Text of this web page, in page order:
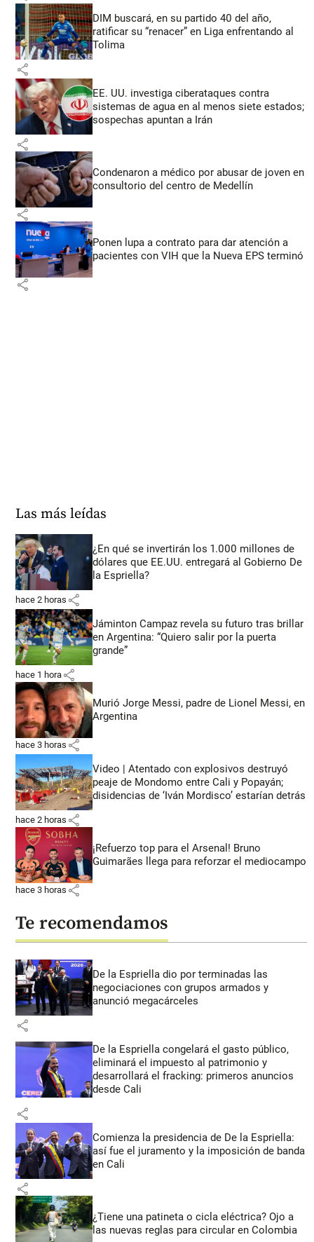
DIM buscará, en su partido 40 del año,
ratificar su “renacer” en Liga enfrentando al
Tolima
share
EE. UU. investiga ciberataques contra
sistemas de agua en al menos siete estados;
sospechas apuntan a Irán
share
Condenaron a médico por abusar de joven en
consultorio del centro de Medellín
share
Ponen lupa a contrato para dar atención a
pacientes con VIH que la Nueva EPS terminó
share
Las más leídas
¿En qué se invertirán los 1.000 millones de
dólares que EE.UU. entregará al Gobierno De
la Espriella?
hace 2 horas share
Jáminton Campaz revela su futuro tras brillar
en Argentina: “Quiero salir por la puerta
grande”
hace 1 hora share
Murió Jorge Messi, padre de Lionel Messi, en
Argentina
hace 3 horas share
Video | Atentado con explosivos destruyó
peaje de Mondomo entre Cali y Popayán;
disidencias de ‘Iván Mordisco’ estarían detrás
hace 2 horas share
¡Refuerzo top para el Arsenal! Bruno
Guimarães llega para reforzar el mediocampo
hace 3 horas share
Te recomendamos
De la Espriella dio por terminadas las
negociaciones con grupos armados y
anunció megacárceles
share
De la Espriella congelará el gasto público,
eliminará el impuesto al patrimonio y
desarrollará el fracking: primeros anuncios
desde Cali
share
Comienza la presidencia de De la Espriella:
así fue el juramento y la imposición de banda
en Cali
share
¿Tiene una patineta o cicla eléctrica? Ojo a
las nuevas reglas para circular en Colombia